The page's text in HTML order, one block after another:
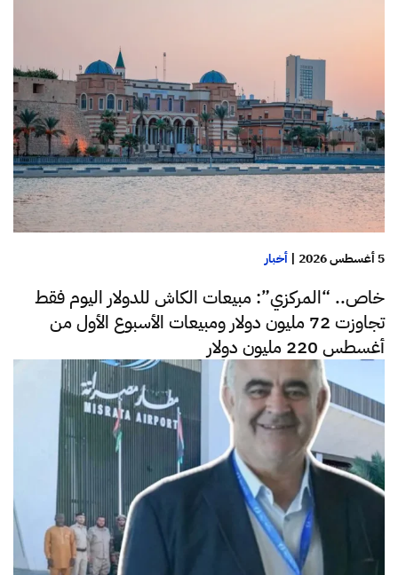
5 أغسطس 2026 | أخبار
خاص.. “المركزي”: مبيعات الكاش للدولار اليوم فقط
تجاوزت 72 مليون دولار ومبيعات الأسبوع الأول من
أغسطس 220 مليون دولار